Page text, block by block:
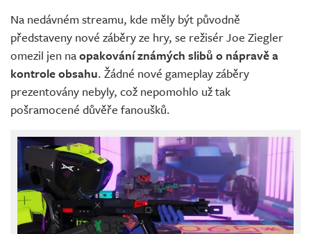
Na nedávném streamu, kde měly být původně
představeny nové záběry ze hry, se režisér Joe Ziegler
omezil jen naopakování známých slibů o nápravě a
kontrole obsahu. Žádné nové gameplay záběry
prezentovány nebyly, což nepomohlo už tak
pošramocené důvěře fanoušků.